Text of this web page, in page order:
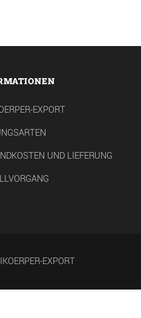
EXPORT
UND LIEFERUNG
EXPORT